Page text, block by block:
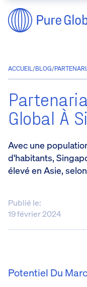
ACCUEIL/BLOG/
Global À
Avec une
d'habitants,
élevé en Asie,
Publié le:
19 février 2024
Potentiel Du